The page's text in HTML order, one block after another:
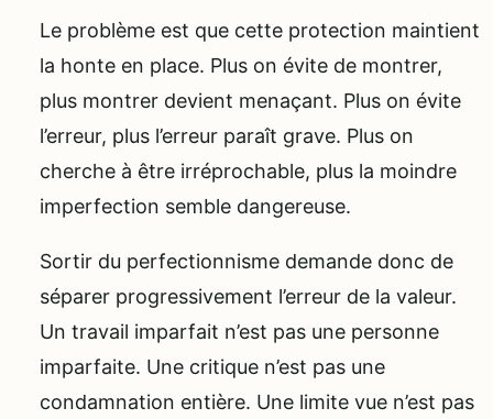
Le problème est que cette protection maintient
la honte en place. Plus on évite de montrer,
plus montrer devient menaçant. Plus on évite
l’erreur, plus l’erreur paraît grave. Plus on
cherche à être irréprochable, plus la moindre
imperfection semble dangereuse.
Sortir du perfectionnisme demande donc de
séparer progressivement l’erreur de la valeur.
Un travail imparfait n’est pas une personne
imparfaite. Une critique n’est pas une
condamnation entière. Une limite vue n’est pas